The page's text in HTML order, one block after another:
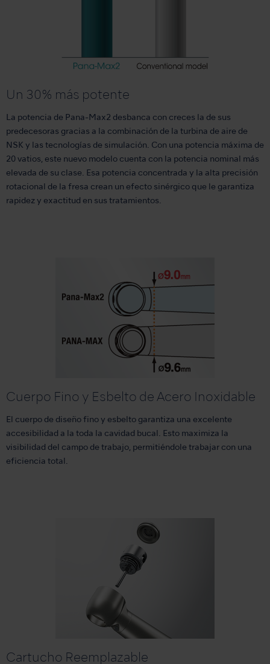
Un 30% más potente
La potencia de Pana-Max2 desbanca con creces la de sus
predecesoras gracias a la combinación de la turbina de aire de
NSK y las tecnologías de simulación. Con una potencia máxima de
20 vatios, este nuevo modelo cuenta con la potencia nominal más
elevada de su clase. Esa potencia concentrada y la alta precisión
rotacional de la fresa crean un efecto sinérgico que le garantiza
rapidez y exactitud en sus tratamientos.
Cuerpo Fino y Esbelto de Acero Inoxidable
El cuerpo de diseño fino y esbelto garantiza una excelente
accesibilidad a la toda la cavidad bucal. Esto maximiza la
visibilidad del campo de trabajo, permitiéndole trabajar con una
eficiencia total.
Cartucho Reemplazable